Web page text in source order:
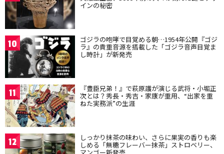
インの秘密
10 ゴジラの咆哮で目覚める朝…1954年公開『ゴジ
ラ』の貴重音源を搭載した「ゴジラ音声目覚ま
し時計」が新発売
11 『豊臣兄弟！』で萩原護が演じる武将・小堀正
次とは？秀長・秀吉・家康が重用、“出家を重
ねた実務派”の生涯
12 しっかり抹茶の味わい、さらに果実の香りも楽
しめる「無糖フレーバー抹茶」ストロベリー、